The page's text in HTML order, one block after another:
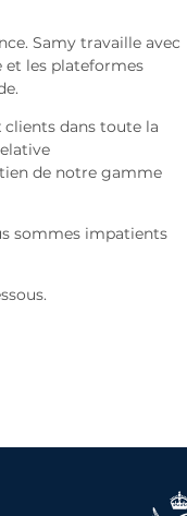
Samy travaille avec
et les plateformes
clients dans toute la
de notre gamme
sommes impatients